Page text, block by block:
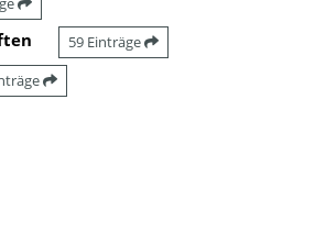
59 Einträge